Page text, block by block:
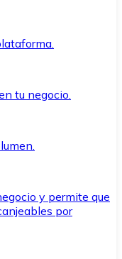
tu negocio.
y permite que
por